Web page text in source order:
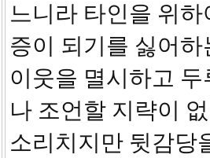
느니라 타인을 위
증이 되기를 싫어
이웃을 멸시하고
나 조언할 지략이
소리치지만 뒷감당